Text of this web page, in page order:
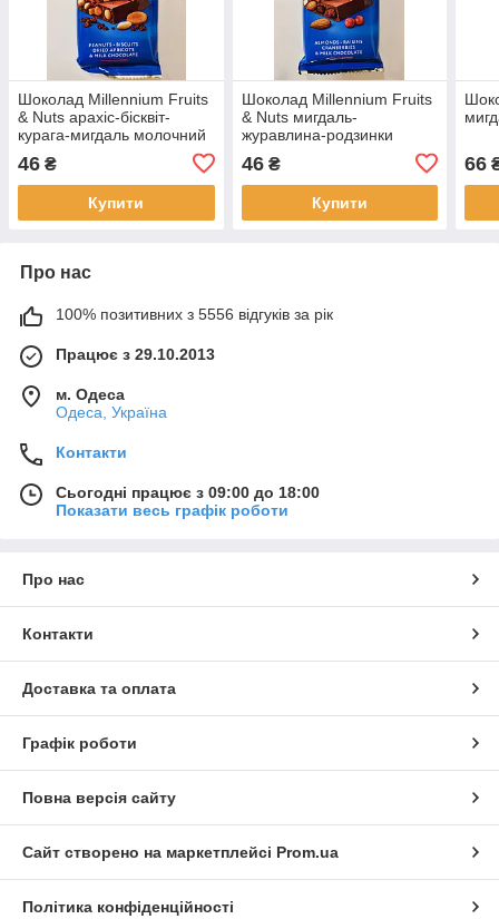
Шоколад Millennium Fruits
& Nuts арахіс-бісквіт-
курага-мигдаль молочний
46 ₴
Купити
Шоколад Millennium Fruits
& Nuts мигдаль-
журавлина-родзинки
46₴
Купити
66
Про нас
100% позитивних з 5556 відгуків за рік
Працює з 29.10.2013
м. Одеса
Одеса, Україна
Контакти
Сьогодні працює з 09:00 до 18:00
Показати весь графік роботи
Про нас
Контакти
Доставка та оплата
Графік роботи
Повна версія сайту
Сайт створено на маркетплейсі Prom.ua
Політика конфіденційності